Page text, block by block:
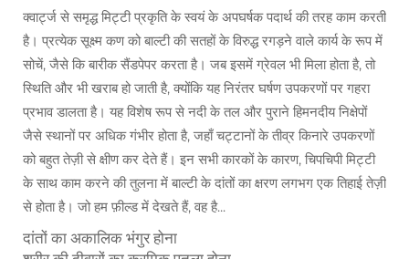
क्वार्ट्ज से समृद्ध मिट्टी प्रकृति के स्वयं के अपघर्षक पदार्थ की तरह काम करती
है। प्रत्येक सूक्ष्म कण को बाल्टी की सतहों के विरुद्ध रगड़ने वाले कार्य के रूप में
सोचें, जैसे कि बारीक सैंडपेपर करता है। जब इसमें ग्रेवल भी मिला होता है, तो
स्थिति और भी खराब हो जाती है, क्योंकि यह निरंतर घर्षण उपकरणों पर गहरा
प्रभाव डालता है। यह विशेष रूप से नदी के तल और पुराने हिमनदीय निक्षेपों
जैसे स्थानों पर अधिक गंभीर होता है, जहाँ चट्टानों के तीव्र किनारे उपकरणों
को बहुत तेज़ी से क्षीण कर देते हैं। इन सभी कारकों के कारण, चिपचिपी मिट्टी
के साथ काम करने की तुलना में बाल्टी के दांतों का क्षरण लगभग एक तिहाई तेज़ी
से होता है। जो हम फ़ील्ड में देखते हैं, वह है...
दांतों का अकालिक भंगुर होना